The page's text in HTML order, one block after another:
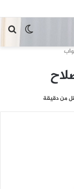
الوضع
المظلم
من دقيقة